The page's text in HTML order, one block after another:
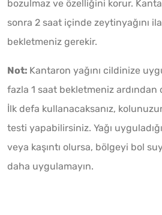
bozulmaz ve özelliğini korur.
sonra 2 saat içinde zeytinyağını
bekletmeniz gerekir.
Not: Kantaron yağını cildinize
fazla 1 saat bekletmeniz ardından
İlk defa kullanacaksanız,
testi yapabilirsiniz. Yağı
veya kaşıntı olursa, bölgeyi bol
daha uygulamayın.